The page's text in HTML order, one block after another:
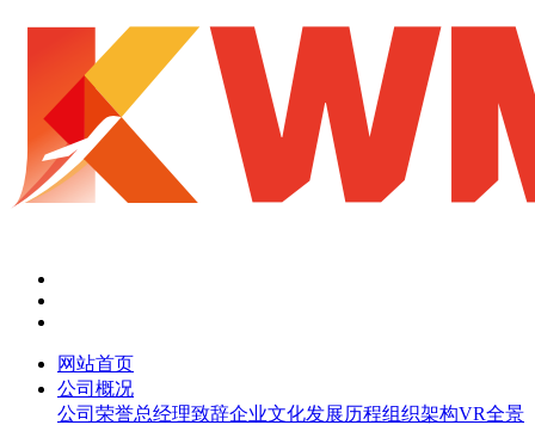
网站首页
公司概况
公司荣誉总经理致辞企业文化发展历程组织架构VR全景